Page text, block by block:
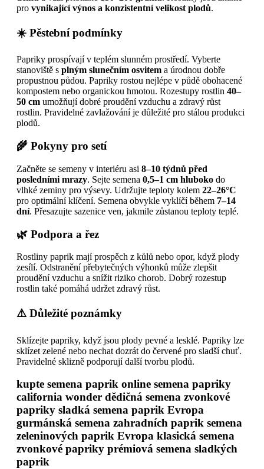
pro vynikající výnos a konzistentní velikost plodů.
☀️ Pěstební podmínky
Papriky prospívají v teplém slunném prostředí. Vyberte
stanoviště s plným slunečním osvitem a úrodnou dobře
propustnou půdou. Papriky rostou nejlépe v půdě obohacené
kompostem nebo organickou hmotou. Rozestupy rostlin 40–
50 cm umožňují dobré proudění vzduchu a zdravý růst
rostlin. Pravidelné zavlažování je důležité pro stálou produkci
plodů.
🌾 Pokyny pro setí
Začněte se semeny v interiéru asi 8–10 týdnů před
posledními mrazy. Sejte semena 0,5–1 cm hluboko do
vlhké zeminy pro výsevy. Udržujte teploty kolem 22–26°C
pro optimální klíčení. Semena obvykle vyklíčí během 7–14
dní. Přesazujte sazenice ven, jakmile zůstanou teploty teplé.
🌿 Podpora a řez
Rostliny paprik mají prospěch z kůlů nebo opor, když plody
zesílí. Odstranění přebytečných výhonků může zlepšit
proudění vzduchu a snížit riziko chorob. Dobrý rozestup
rostlin také pomáhá udržet zdravý růst.
⚠️ Důležité poznámky
Sklízejte papriky, když jsou plody pevné a lesklé. Papriky lze
sklízet zelené nebo nechat dozrát do červené pro sladší chuť.
Pravidelné sklizně podporují další tvorbu plodů.
kupte semena paprik online semena papriky
california wonder dědičná semena zvonkové
papriky sladká semena paprik Evropa
gurmánská semena zahradních paprik semena
zeleninových paprik Evropa klasická semena
zvonkové papriky prémiová semena sladkých
paprik